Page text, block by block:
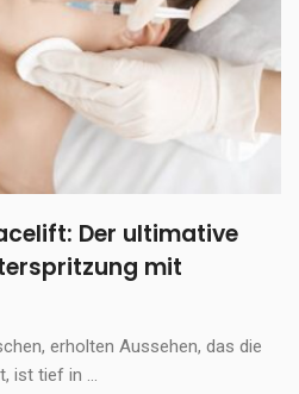
Der ultimative
mit
erholten Aussehen, das die
ist tief in ...